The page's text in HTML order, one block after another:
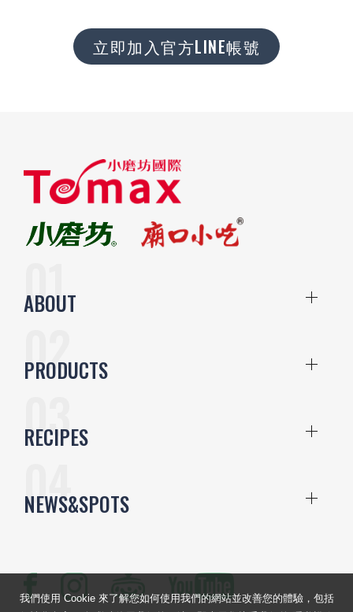
立即加入官方LINE帳號
ABOUT
PRODUCTS
RECIPES
NEWS&SPOTS
我們使用 Cookie 來了解您如何使用我們的網站並改善您的體驗，包括